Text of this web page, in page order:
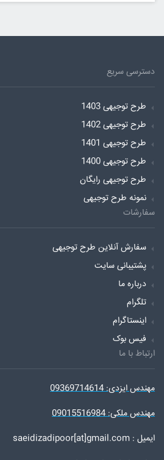
دسترسی سریع
طرح توجیهی 1403
طرح توجیهی 1402
طرح توجیهی 1401
طرح توجیهی 1400
طرح توجیهی رایگان
نمونه طرح توجیهی
سفارشات
سفارش آنلاین طرح توجیهی
پشتیبانی سایت
درباره ما
تلگرام
اینستاگرام
فیس بوک
ارتباط با ما
مهندس ایزدی: 09369714614
مهندس ملکی: 09015516984
ایمیل : saeidizadipoor[at]gmail.com